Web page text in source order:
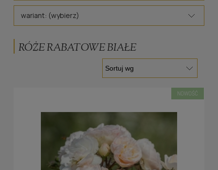
wariant: (wybierz)
RÓŻE RABATOWE BIAŁE
NOWOŚĆ